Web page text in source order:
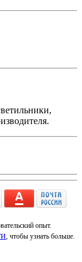
опыт.
, чтобы узнать больше.